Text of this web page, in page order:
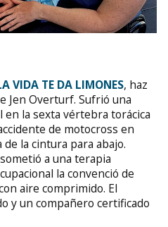
VIDA TE DA LIMONES, haz
Jen Overturf. Sufrió una
en la sexta vértebra torácica
de motocross en
la cintura para abajo.
a una terapia
la convenció de
aire comprimido. El
y un compañero certificado